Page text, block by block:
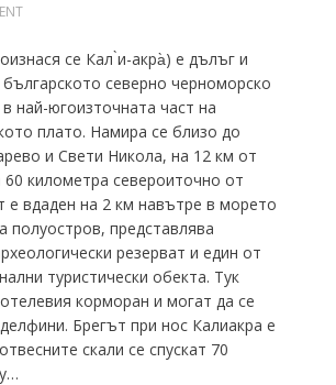
се Кал ̀и-акра̀) е дълъг и
българското северно черноморско
най-югоизточната част на
плато. Намира се близо до
и Свети Никола, на 12 км от
60 километра североиточно от
е вдаден на 2 км навътре в морето
полуостров, представлява
резерват и един от
туристически обекта. Тук
корморан и могат да се
Брегът при нос Калиакра е
скали се спускат 70